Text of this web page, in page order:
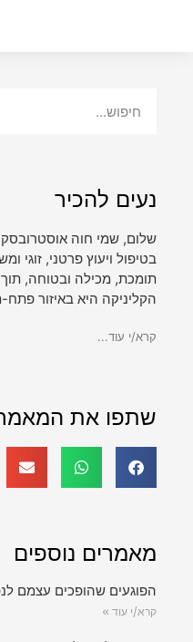
נעים להכיר
שלום, שמי חוה
בטיפול ויעוץ פרטני, זוגי
תומכת, מכילה ובטוחה,
הקליניקה היא באיזור
קרא/י עוד...
שתפו את
מאמרים נוספים
הפוגעים שהופכים עצמם
קרא/י עוד »